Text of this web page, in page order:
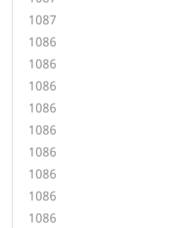
1087
1086
1086
1086
1086
1086
1086
1086
1086
1086